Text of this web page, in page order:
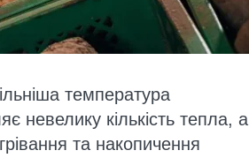
температура
невелику кількість тепла, а
та накопичення